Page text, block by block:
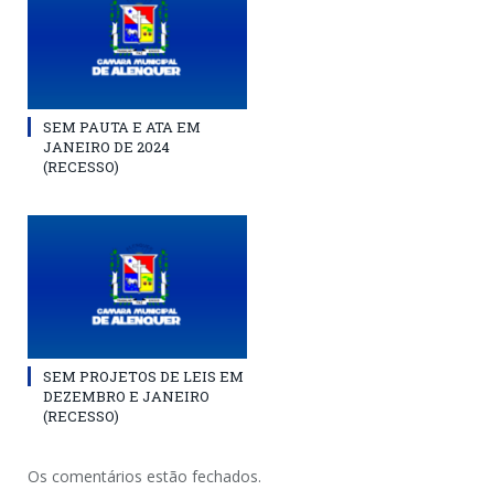
SEM PAUTA E ATA EM
JANEIRO DE 2024
(RECESSO)
SEM PROJETOS DE LEIS EM
DEZEMBRO E JANEIRO
(RECESSO)
Os comentários estão fechados.